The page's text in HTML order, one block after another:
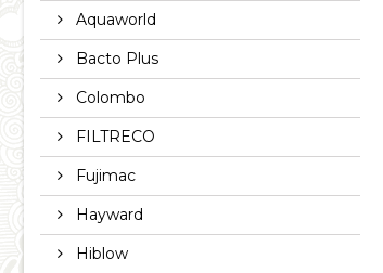
Aquaworld
Bacto Plus
Colombo
FILTRECO
Fujimac
Hayward
Hiblow